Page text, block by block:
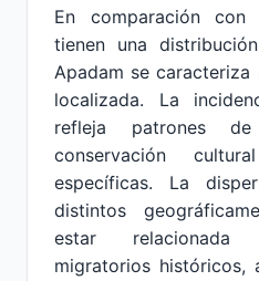
En comparación
tienen una
Apadam se
localizada. La
refleja patrones
conservación
específicas. La
distintos
estar relacionada
migratorios históricos,